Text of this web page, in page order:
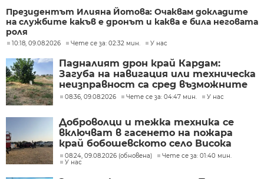
Президентът Илияна Йотова: Очаквам докладите
на службите какъв е дронът и каква е била неговата
роля
10:18, 09.08.2026 Чете се за: 02:32 мин. У нас
Падналият дрон край Кардам:
Загуба на навигация или техническа
неизправност са сред възможните
причини
08:36, 09.08.2026 Чете се за: 04:47 мин. У нас
Доброволци и тежка техника се
включват в гасенето на пожара
край бобошевското село Висока
могила
08:24, 09.08.2026 (обновена)
Чете се за: 01:40 мин.
У нас